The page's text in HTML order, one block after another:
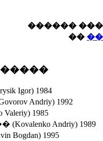
������
��
Igor) 1984
Andriy) 1992
1985
Andriy) 1989
1995